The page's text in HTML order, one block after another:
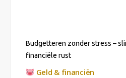
Budgetteren zonder stress –
financiële rust
Geld & financiën